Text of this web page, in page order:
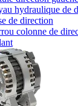
hydraulique de
de direction
colonne de